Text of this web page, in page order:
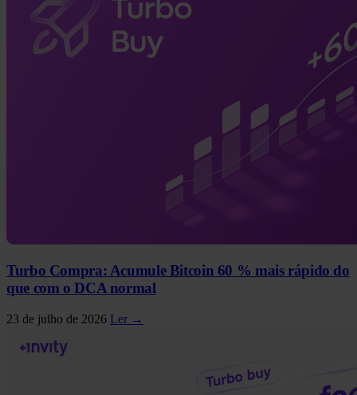
Turbo Compra: Acumule Bitcoin 60 % mais rápido do
que com o DCA normal
23 de julho de 2026 Ler →